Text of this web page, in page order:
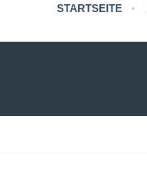
STARTSEITE •